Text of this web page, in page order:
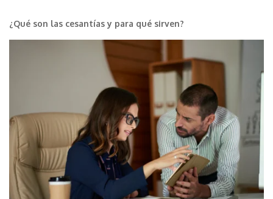
¿Qué son las cesantías y para qué sirven?